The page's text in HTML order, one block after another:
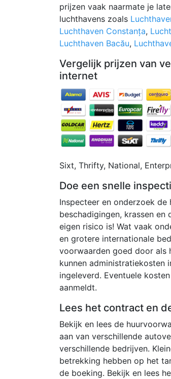
prijzen vaak naarmate je
luchthavens zoals
Luchthaven Constanța,
Luchthaven Bacău,
Vergelijk prijzen van
internet
Sixt, Thrifty, National,
Doe een snelle
Inspecteer en onderzoek
beschadigingen, krassen
eigen risico is! Wat vaak
en grotere internationale
voorwaarden goed door als
kunnen administratiekosten
ingeleverd. Eventuele
aanmeldt.
Lees het contract en
Bekijk en lees de
aan van verschillende
verschillende bedrijven.
betrekking hebben op het
de boeking. Bekijk en lees